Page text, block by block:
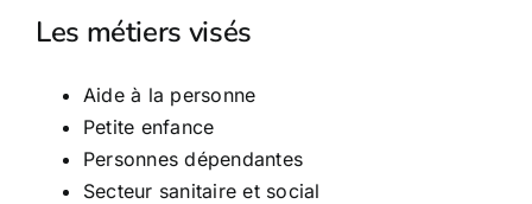
Les métiers visés
Aide à la personne
Petite enfance
Personnes dépendantes
Secteur sanitaire et social